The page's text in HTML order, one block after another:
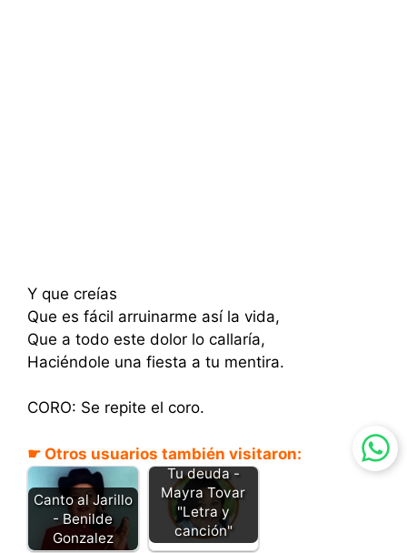
Y que creías
Que es fácil arruinarme así la vida,
Que a todo este dolor lo callaría,
Haciéndole una fiesta a tu mentira.
CORO: Se repite el coro.
☛ Otros usuarios también visitaron:
Canto al Jarillo
- Benilde
Gonzalez
Tu deuda -
Mayra Tovar
"Letra y
canción"